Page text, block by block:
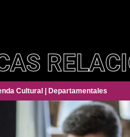
Cultural |Departamentales